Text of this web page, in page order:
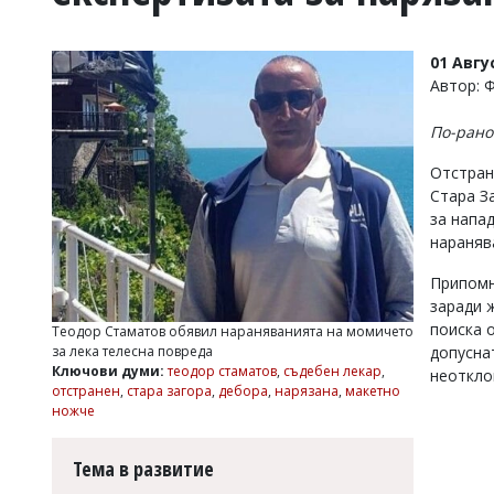
УКРАЙНА
РАЗСЛЕДВАНЕ
БИЗНЕС
Управители:
Веселин
Василев,
v.vasilev@flagman.bg
Касабова,
k.kassabova@flagman.bg
Главен
редактор:
office@flagman.bg
Теодор Стаматов обявил нараняванията на момичето
за лека телесна повреда
Ключови думи:теодор стаматов, съдебен лекар,
отстранен, стара загора, дебора, нарязана, макетно
ножче
Тема в развитие
01
Автор:
По-
Стара
за
заради
поиска